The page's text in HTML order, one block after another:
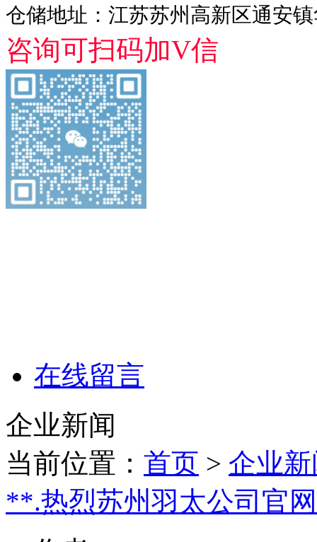
仓储地址：江苏苏州高新区通安
咨询可扫码加V信
在线留言
企业新闻
当前位置： 首页 > 企业
**.热烈苏州羽太公司官